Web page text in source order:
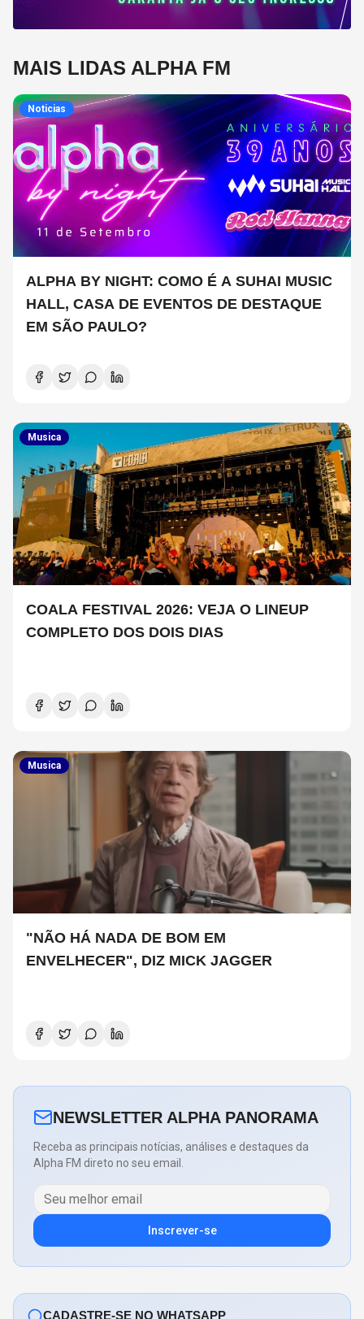
MAIS LIDAS ALPHA FM
Noticias
ALPHA BY NIGHT: COMO É A SUHAI MUSIC
HALL, CASA DE EVENTOS DE DESTAQUE
EM SÃO PAULO?
Musica
COALA FESTIVAL 2026: VEJA O LINEUP
COMPLETO DOS DOIS DIAS
Musica
"NÃO HÁ NADA DE BOM EM
ENVELHECER", DIZ MICK JAGGER
NEWSLETTER ALPHA PANORAMA
Receba as principais notícias, análises e destaques da
Alpha FM direto no seu email.
Inscrever-se
CADASTRE-SE NO WHATSAPP